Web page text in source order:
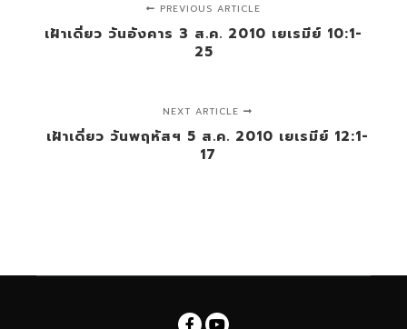
PREVIOUS ARTICLE
เฝ้าเดี่ยว วันอังคาร 3 ส.ค. 2010 เยเรมีย์ 10:1-
25
NEXT ARTICLE
เฝ้าเดี่ยว วันพฤหัสฯ 5 ส.ค. 2010 เยเรมีย์ 12:1-
17